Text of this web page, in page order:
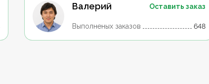
Валерий Оставить заказ
Выполненых заказов 648